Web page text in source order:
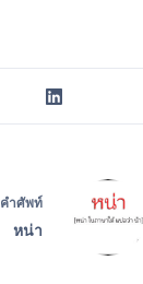
คำศัพท์
หน่า